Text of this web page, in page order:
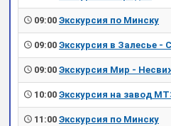
09:00 Экскурсия по Минску
09:00 Экскурсия в Залесье -
09:00 Экскурсия Мир -
10:00 Экскурсия на завод
11:00 Экскурсия по Минску